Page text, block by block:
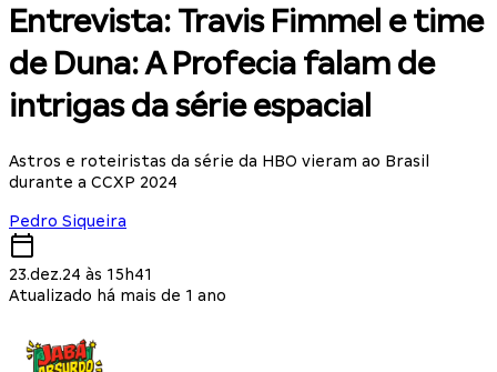
Entrevista: Travis Fimmel e time
de Duna: A Profecia falam de
intrigas da série espacial
Astros e roteiristas da série da HBO vieram ao Brasil
durante a CCXP 2024
Pedro Siqueira
23.dez.24 às 15h41
Atualizado há mais de 1 ano